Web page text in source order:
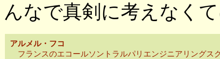
んなで真剣に考えなく
アルメル・フコ
フランスのエコールソントラルパリエンジニアリングス